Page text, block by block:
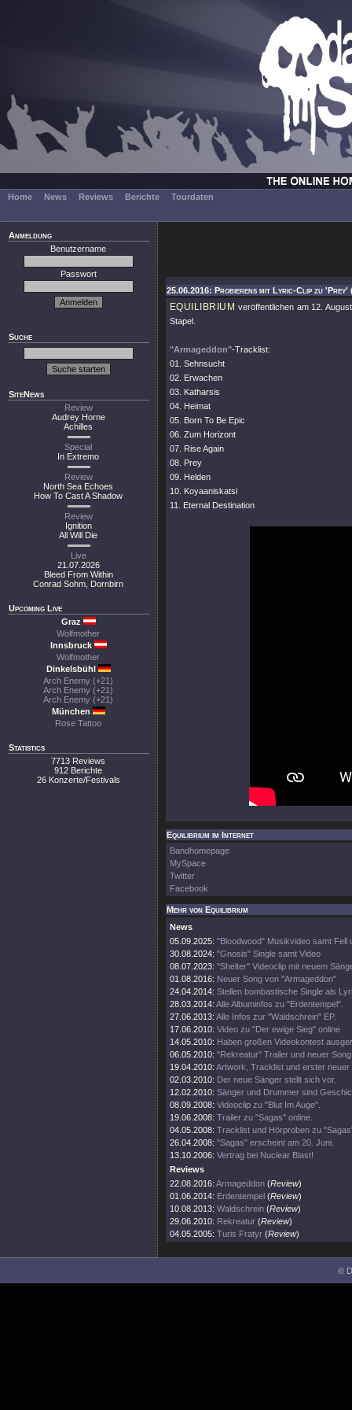
Home News Reviews Berichte Tourdaten
Anmeldung
Benutzername
Passwort
Suche
SiteNews
Review
Audrey Horne
Achilles
Special
In Extremo
Review
North Sea Echoes
How To Cast A Shadow
Review
Ignition
All Will Die
Live
21.07.2026
Bleed From Within
Conrad Sohm, Dornbirn
Upcoming Live
Graz
Wolfmother
Innsbruck
Wolfmother
Dinkelsbühl
Arch Enemy (+21)
Arch Enemy (+21)
Arch Enemy (+21)
München
Rose Tattoo
Statistics
7713 Reviews
912 Berichte
26 Konzerte/Festivals
25.06.2016: Probierens mit Lyric-Clip zu 'Prey'
EQUILIBRIUM veröffentlichen am 12.
Stapel.
"Armageddon"-Tracklist:
01. Sehnsucht
02. Erwachen
03. Katharsis
04. Heimat
05. Born To Be Epic
06. Zum Horizont
07. Rise Again
08. Prey
09. Helden
10. Koyaaniskatsi
11. Eternal Destination
Equilibrium im Internet
Bandhomepage
MySpace
Twitter
Facebook
Mehr von Equilibrium
News
05.09.2025: "Bloodwood" Musikvideo samt Fell
30.08.2024: "Gnosis" Single samt Video
08.07.2023: "Shelter" Videoclip mit neuem
01.08.2016: Neuer Song von "Armageddon"
24.04.2014: Stellen bombastische Single als
28.03.2014: Alle Albuminfos zu "Erdentempel".
27.06.2013: Alle Infos zur "Waldschrein" EP.
17.06.2010: Video zu "Der ewige Sieg" online
14.05.2010: Haben großen Videokontest
06.05.2010: "Rekreatur" Trailer und neuer
19.04.2010: Artwork, Tracklist und erster neuer
02.03.2010: Der neue Sänger stellt sich vor.
12.02.2010: Sänger und Drummer sind
08.09.2008: Videoclip zu "Blut Im Auge".
19.06.2008: Trailer zu "Sagas" online.
04.05.2008: Tracklist und Hörproben zu
26.04.2008: "Sagas" erscheint am 20. Juni.
13.10.2006: Vertrag bei Nuclear Blast!
Reviews
22.08.2016: Armageddon (Review)
01.06.2014: Erdentempel (Review)
10.08.2013: Waldschrein (Review)
29.06.2010: Rekreatur (Review)
04.05.2005: Turis Fratyr (Review)
©